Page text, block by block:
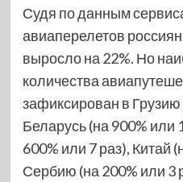
Судя по данным
авиаперелетов
выросло на 22%. Но
количества
зафиксирован в Грузию
Беларусь (на 900% или
600% или 7 раз), Китай
Сербию (на 200% или 3